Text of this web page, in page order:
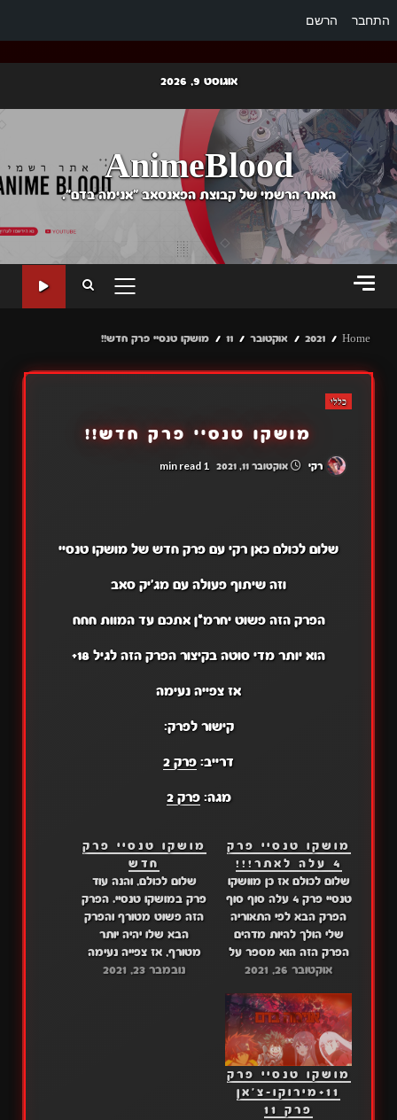
התחבר הרשם
content
אוגוסט 9, 2026
AnimeBlood
האתר הרשמי של קבוצת הפאנסאב "אנימה בדם".
PRIMARY
Home
2021 אוקטובר 11 מושקו טנסיי פרק חדש!!
כללי
מושקו טנסיי פרק חדש!!
רקי אוקטובר 11, 2021 1 min read
שלום לכולם כאן רקי עם פרק חדש של מושקו טנסיי
וזה שיתוף פעולה עם מג'יק סאב
הפרק הזה פשוט יחרמ*ן אתכם עד המוות חחח
הוא יותר מדי סוטה בקיצור הפרק הזה לגיל 18+
אז צפייה נעימה
קישור לפרק:
דרייב: פרק 2
מגה:פרק 2
מושקו טנסיי פרק
4 עלה לאתר!!!
שלום לכולם אז כן מוושקו
טנסיי פרק 4 עלה סוף סוף
הפרק הבא לפי התאוריה
שלי הולך להיות מדהים
הפרק הזה הוא מספר על
עזיבתם. אז נתראה בפרק
נעשה בשיתוף מאלה עם
מג׳יק סאב קישור לפרק:
דרייב: פרק 4 מגה: פרק 4
אוקטובר 26, 2021
מושקו טנסיי פרק
חדש
שלום לכולם, והנה עוד
פרק במושקו טנסיי. הפרק
הזה פשוט מטורף והפרק
הבא שלו יהיה יותר
מטורף, אז צפייה נעימה
ונתראה מחר. קישור
נובמבר 23, 2021
מושקו טנסיי פרק
11+מירוקו-צ'אן
פרק 11